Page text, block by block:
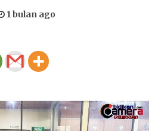
Berupa SIM
Sumbawa
Alang
Pelayanan,
Lakukan
1 bulan ago